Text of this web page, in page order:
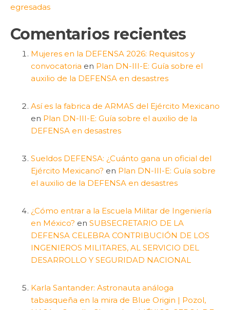
egresadas
Comentarios recientes
Mujeres en la DEFENSA 2026: Requisitos y
convocatoria en Plan DN-III-E: Guía sobre el
auxilio de la DEFENSA en desastres
Así es la fabrica de ARMAS del Ejército Mexicano
en Plan DN-III-E: Guía sobre el auxilio de la
DEFENSA en desastres
Sueldos DEFENSA: ¿Cuánto gana un oficial del
Ejército Mexicano? en Plan DN-III-E: Guía sobre
el auxilio de la DEFENSA en desastres
¿Cómo entrar a la Escuela Militar de Ingeniería
en México? en SUBSECRETARIO DE LA
DEFENSA CELEBRA CONTRIBUCIÓN DE LOS
INGENIEROS MILITARES, AL SERVICIO DEL
DESARROLLO Y SEGURIDAD NACIONAL
Karla Santander: Astronauta análoga
tabasqueña en la mira de Blue Origin | Pozol,